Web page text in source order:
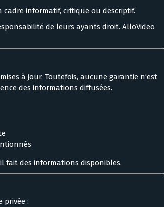
informatif, critique ou descriptif.
de leurs ayants droit. AlloVideo
à jour. Toutefois, aucune garantie n’est
des informations diffusées.
fait des informations disponibles.
privée :